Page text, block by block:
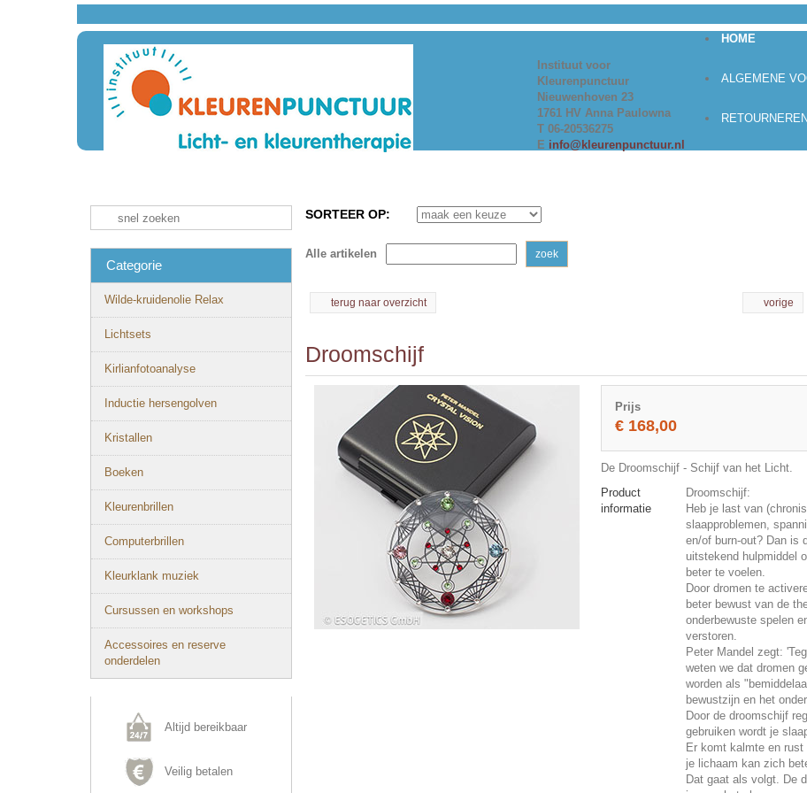
Instituut voor
Kleurenpunctuur
Nieuwenhoven 23
1761 HV Anna Paulowna
T 06-20536275
E info@kleurenpunctuur.nl
HOME
ALGEMENE
RETOURNEREN
Categorie
Wilde-kruidenolie Relax
Lichtsets
Kirlianfotoanalyse
Inductie hersengolven
Kristallen
Boeken
Kleurenbrillen
Computerbrillen
Kleurklank muziek
Cursussen en workshops
Accessoires en reserve
onderdelen
Altijd bereikbaar
Veilig betalen
SORTEER OP:
Alle artikelen zoek
terug naar overzicht vorige
Droomschijf
Prijs
€ 168,00
De Droomschijf - Schijf van het Licht.
Product
informatie
Droomschijf:
Heb je last van
slaapproblemen,
en/of burn-out? Dan is
uitstekend hulpmiddel
beter te voelen.
Door dromen te
beter bewust van de
onderbewuste spelen
verstoren.
Peter Mandel zegt:
weten we dat dromen
worden als
bewustzijn en het
Door de droomschijf
gebruiken wordt je
Er komt kalmte en rust
je lichaam kan zich
Dat gaat als volgt. De